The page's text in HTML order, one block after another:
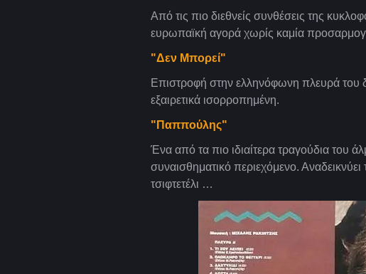
Από τις πιο διεθνείς συνθέσεις της
ευρωπαϊκή αγορά χωρίς καμία
"Δεν Μπορεί"
Επιστροφή στην ελληνόφωνη πλευρά του
εξαιρετικά ισορροπημένη.
"Παππούλης"
Ένα από τα πιο ιδιαίτερα τραγούδια του
συναισθηματικό περιεχόμενο.
τσιφτετέλι …